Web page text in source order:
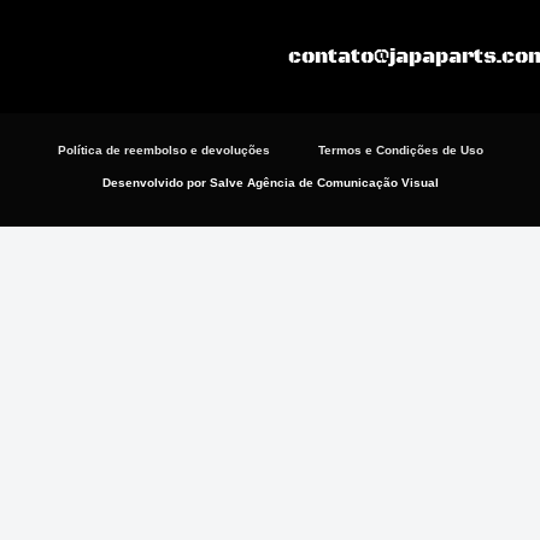
Política de reembolso e devoluções Termos e Condições de Uso
Desenvolvido por Salve Agência de Comunicação Visual